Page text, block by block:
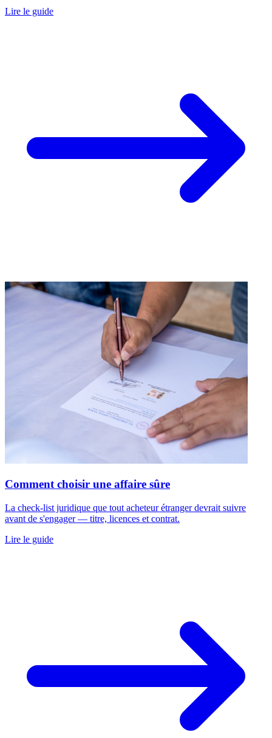
Lire le guide
Comment choisir une affaire sûre
La check-list juridique que tout acheteur étranger devrait suivre
avant de s'engager — titre, licences et contrat.
Lire le guide